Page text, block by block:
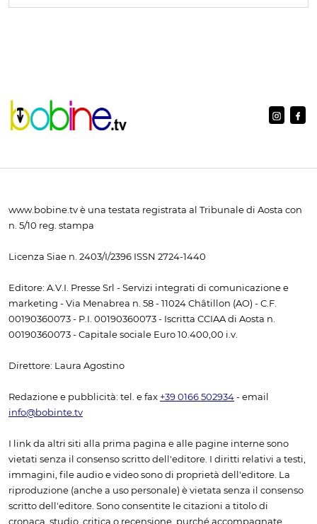
www.bobine.tv è una testata registrata al Tribunale di Aosta con
n. 5/10 reg. stampa
Licenza Siae n. 2403/I/2396 ISSN 2724-1440
Editore: A.V.I. Presse Srl - Servizi integrati di comunicazione e
marketing - Via Menabrea n. 58 - 11024 Châtillon (AO) - C.F.
00190360073 - P.I. 00190360073 - Iscritta CCIAA di Aosta n.
00190360073 - Capitale sociale Euro 10.400,00 i.v.
Direttore: Laura Agostino
Redazione e pubblicità: tel. e fax +39 0166 502934 - email
info@bobinte.tv
I link da altri siti alla prima pagina e alle pagine interne sono
vietati senza il consenso scritto dell'editore. I diritti relativi a testi,
immagini, file audio e video sono di proprietà dell'editore. La
riproduzione (anche a uso personale) è vietata senza il consenso
scritto dell'editore. Sono consentite le citazioni a titolo di
cronaca, studio, critica o recensione, purché accompagnate